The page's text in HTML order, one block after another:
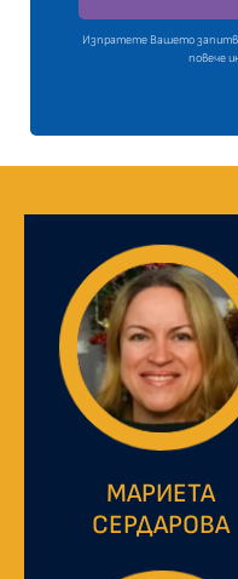
Изпратете Вашето
повече
МАРИЕТА
СЕРДАРОВА